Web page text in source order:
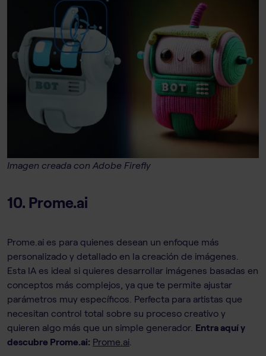
Imagen creada con Adobe Firefly
10. Prome.ai
Prome.ai es para quienes desean un enfoque más
personalizado y detallado en la creación de imágenes.
Esta IA es ideal si quieres desarrollar imágenes basadas en
conceptos más complejos, ya que te permite ajustar
parámetros muy específicos. Perfecta para artistas que
necesitan control total sobre su proceso creativo y
quieren algo más que un simple generador. Entra aquí y
descubre Prome.ai: Prome.ai